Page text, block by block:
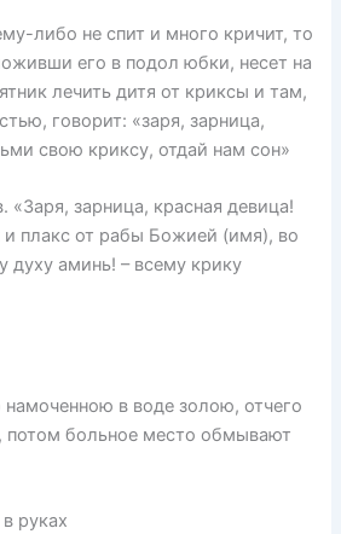
либо не спит и много кричит, то
его в подол юбки, несет на
лечить дитя от криксы и там,
говорит: «заря, зарница,
свою криксу, отдай нам сон»
«Заря, зарница, красная девица!
и плакс от рабы Божией (имя), во
духу аминь! – всему крику
в воде золою, отчего
потом больное место обмывают
руках